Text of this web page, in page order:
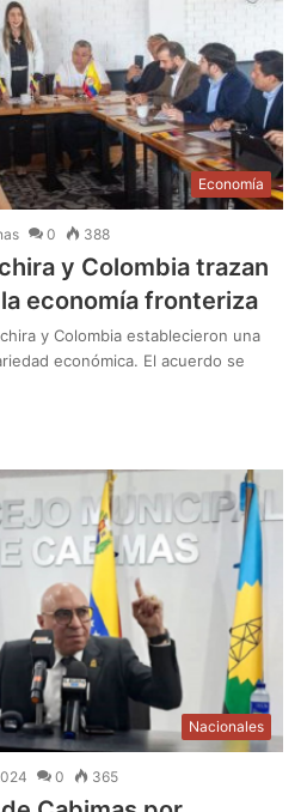
Economía
0 388
y Colombia trazan
economía fronteriza
y Colombia establecieron una
económica. El acuerdo se
Nacionales
0 365